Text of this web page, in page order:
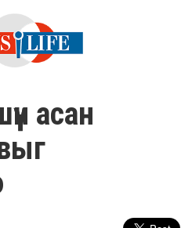
асан